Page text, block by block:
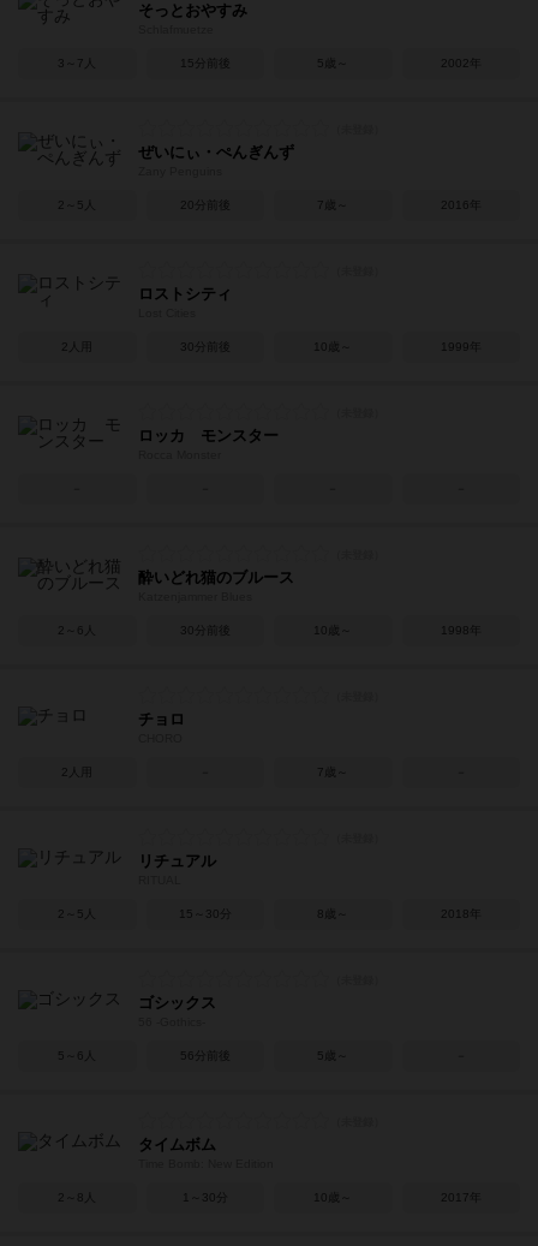
そっとおやすみ
3～7人 15分前後 5歳～ 2002年
ぜいにぃ・ぺんぎんず
2～5人 20分前後 7歳～ 2016年
ロストシティ
2人用 30分前後 10歳～ 1999年
ロッカ モンスター
酔いどれ猫のブルース
2～6人 30分前後 10歳～ 1998年
チョロ
2人用 7歳～
リチュアル
2～5人 15～30分 8歳～ 2018年
ゴシックス
5～6人 56分前後 5歳～
タイムボム
2～8人 1～30分 10歳～ 2017年